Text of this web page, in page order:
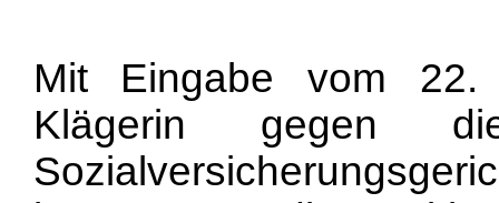
Mit Eingabe vom
Klägerin gegen